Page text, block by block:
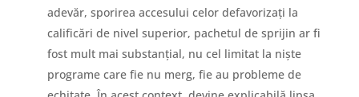
adevăr, sporirea accesului celor defavorizați la
calificări de nivel superior, pachetul de sprijin ar fi
fost mult mai substanțial, nu cel limitat la niște
programe care fie nu merg, fie au probleme de